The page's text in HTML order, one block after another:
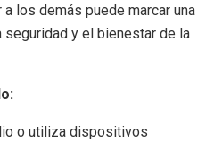
los demás puede marcar una
y el bienestar de la
o utiliza dispositivos